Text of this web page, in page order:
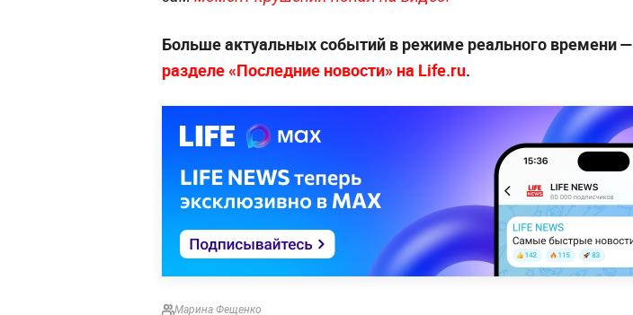
Больше актуальных событий в режиме реального времени —
разделе «Последние новости» на Life.ru.
Марина Фещенко